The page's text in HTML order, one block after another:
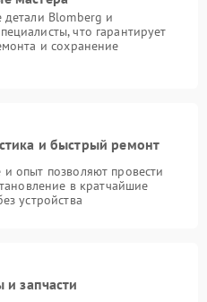
детали Blomberg и
что гарантирует
и сохранение
и быстрый ремонт
опыт позволяют провести
в кратчайшие
устройства
и запчасти